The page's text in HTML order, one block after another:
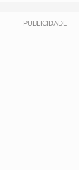
PUBLICIDADE